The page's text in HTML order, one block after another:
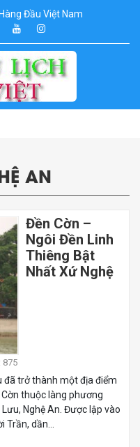
Đầu Việt Nam
AN
Đền Cờn –
Ngôi Đền Linh
Thiêng Bật
Nhất Xứ Nghệ
875
đã trở thành một địa điểm
thuộc làng phương
Nghệ An. Được lập vào
dần...